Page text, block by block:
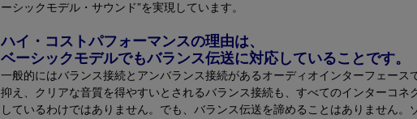
ーシックモデル・サウンド”を実現しています。
ハイ・コストパフォーマンスの理由は、
ベーシックモデルでもバランス伝送に対応していることです。
一般的にはバランス接続とアンバランス接続があるオーディオインターフェース
抑え、クリアな音質を得やすいとされるバランス接続も、すべてのインターコネ
しているわけではありません。でも、バランス伝送を諦めることはありません。